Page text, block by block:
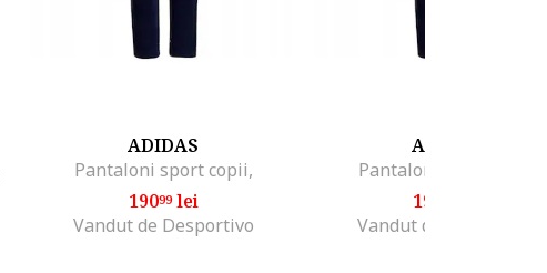
ADIDAS
Pantaloni sport copii,
19099lei
Vandut de Desportivo
ADIDAS
Pantaloni sport copii,
190
Vandut de Desportivo